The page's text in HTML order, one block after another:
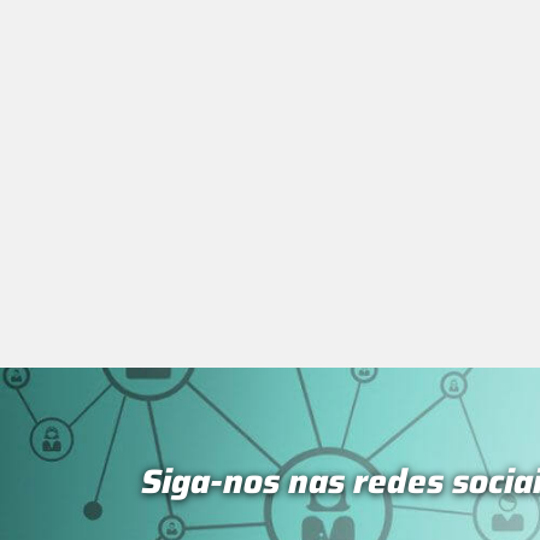
Siga-nos nas redes